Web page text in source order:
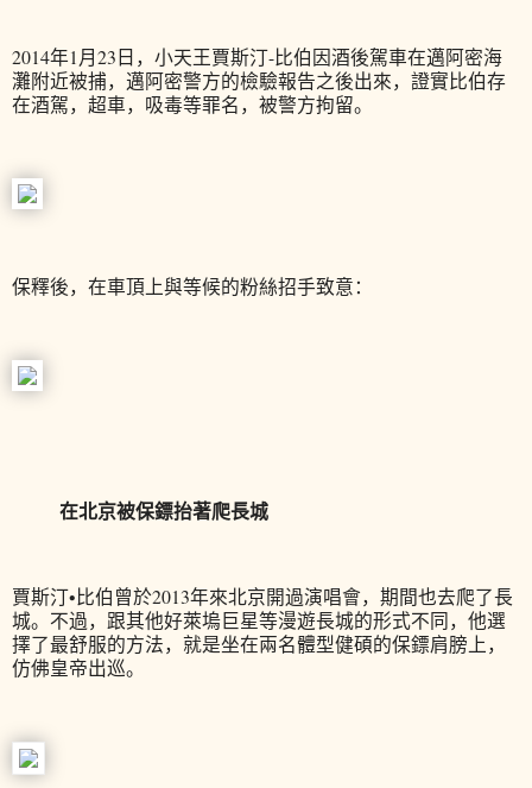
2014年1月23日，小天王賈斯汀-比伯因酒後駕車在邁阿密海
灘附近被捕，邁阿密警方的檢驗報告之後出來，證實比伯存
在酒駕，超車，吸毒等罪名，被警方拘留。
保釋後，在車頂上與等候的粉絲招手致意：
在北京被保鏢抬著爬長城
賈斯汀•比伯曾於2013年來北京開過演唱會，期間也去爬了長
城。不過，跟其他好萊塢巨星等漫遊長城的形式不同，他選
擇了最舒服的方法，就是坐在兩名體型健碩的保鏢肩膀上，
仿佛皇帝出巡。